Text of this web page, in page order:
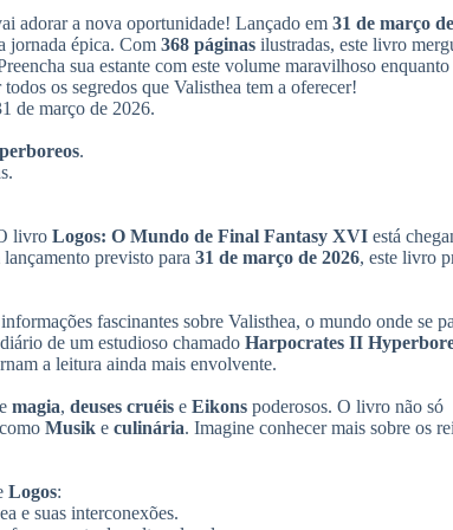
um
die
adorar a nova oportunidade! Lançado em 31 de março
jornada épica. Com 368 páginas ilustradas, este livro
sua estante com este volume maravilhoso enquanto
os segredos que Valisthea tem a oferecer!
de março de 2026.
.
livro Logos: O Mundo de Final Fantasy XVI está
previsto para 31 de março de 2026, este livro
fascinantes sobre Valisthea, o mundo onde se
de um estudioso chamado Harpocrates II
a leitura ainda mais envolvente.
magia, deuses cruéis e Eikons poderosos. O livro não só
Musik e culinária. Imagine conhecer mais sobre os
Logos:
e suas interconexões.